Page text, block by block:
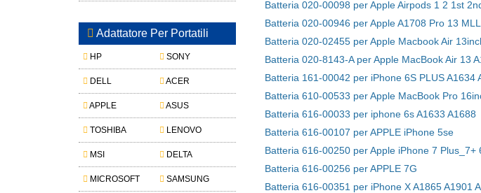
Batteria 161-00042 per iPhone 6S PLUS A1634
Batteria 610-00533 per Apple MacBook Pro
Batteria 616-00033 per iphone 6s A1633 A1688
Batteria 616-00107 per APPLE iPhone 5se
Batteria 616-00256 per APPLE 7G
Batteria 616-00351 per iPhone X A1865 A1901
Adattatore Per Portatili
HP SONY
DELL ACER
APPLE ASUS
TOSHIBA LENOVO
MSI DELTA
MICROSOFT SAMSUNG